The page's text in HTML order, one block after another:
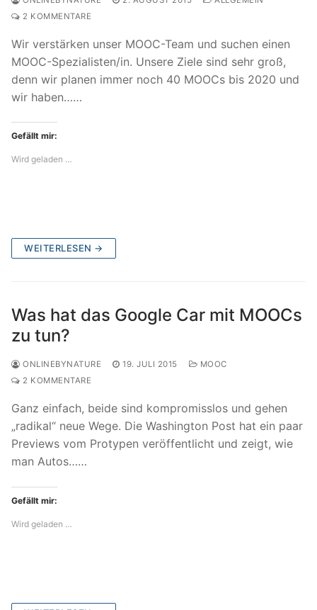
2 KOMMENTARE
Wir verstärken unser MOOC-Team und suchen einen
MOOC-Spezialisten/in. Unsere Ziele sind sehr groß,
denn wir planen immer noch 40 MOOCs bis 2020 und
wir haben……
Gefällt mir:
Wird geladen …
WEITERLESEN →
Was hat das Google Car mit MOOCs
zu tun?
ONLINEBYNATURE 19. JULI 2015
MOOC
2 KOMMENTARE
Ganz einfach, beide sind kompromisslos und gehen
„radikal“ neue Wege. Die Washington Post hat ein paar
Previews vom Protypen veröffentlicht und zeigt, wie
man Autos……
Gefällt mir:
Wird geladen …